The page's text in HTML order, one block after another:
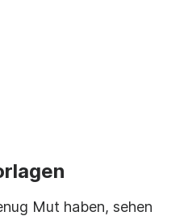
Mut haben, sehen